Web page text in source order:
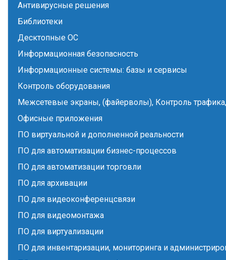
Антивирусные решения
Библиотеки
Десктопные ОС
Информационная безопасность
Информационные системы: базы и сервисы
Контроль оборудования
Межсетевые экраны, (файерволы), Контроль
Офисные приложения
ПО виртуальной и дополненной реальности
ПО для автоматизации бизнес-процессов
ПО для автоматизации торговли
ПО для архивации
ПО для видеоконференцсвязи
ПО для видеомонтажа
ПО для виртуализации
ПО для инвентаризации, мониторинга и